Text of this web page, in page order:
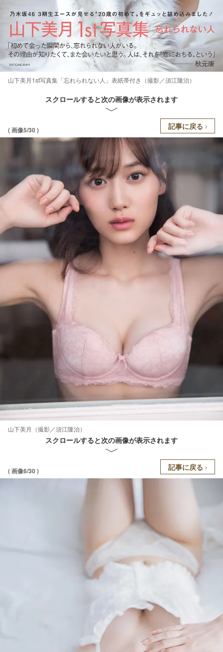
山下美月1st写真集「忘れられない人」表紙帯付き（撮影／須江隆治）
スクロールすると次の画像が表示されます
( 画像5/30 ) 記事に戻る
山下美月（撮影／須江隆治）
スクロールすると次の画像が表示されます
( 画像6/30 ) 記事に戻る